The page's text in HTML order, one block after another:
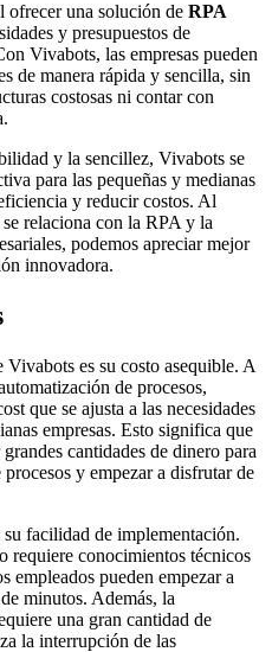
ofrecer una solución de RPA
y presupuestos de
Vivabots, las empresas pueden
de manera rápida y sencilla, sin
costosas ni contar con
y la sencillez, Vivabots se
para las pequeñas y medianas
y reducir costos. Al
relaciona con la RPA y la
podemos apreciar mejor
innovadora.
es su costo asequible. A
de procesos,
que se ajusta a las necesidades
empresas. Esto significa que
cantidades de dinero para
y empezar a disfrutar de
facilidad de implementación.
requiere conocimientos técnicos
empleados pueden empezar a
minutos. Además, la
una gran cantidad de
la interrupción de las